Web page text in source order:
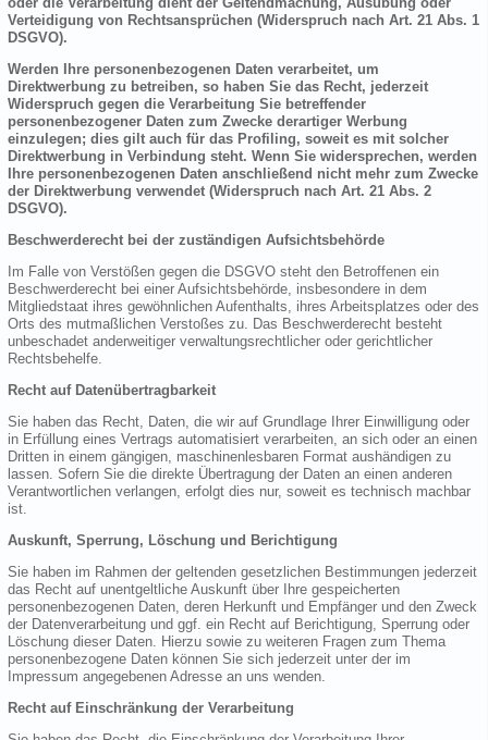
Verteidigung von Rechtsansprüchen (Widerspruch nach Art. 21 Abs. 1
DSGVO).
Werden Ihre personenbezogenen Daten verarbeitet, um
Direktwerbung zu betreiben, so haben Sie das Recht, jederzeit
Widerspruch gegen die Verarbeitung Sie betreffender
personenbezogener Daten zum Zwecke derartiger Werbung
einzulegen; dies gilt auch für das Profiling, soweit es mit solcher
Direktwerbung in Verbindung steht. Wenn Sie widersprechen, werden
Ihre personenbezogenen Daten anschließend nicht mehr zum Zwecke
der Direktwerbung verwendet (Widerspruch nach Art. 21 Abs. 2
DSGVO).
Beschwerderecht bei der zuständigen Aufsichtsbehörde
Im Falle von Verstößen gegen die DSGVO steht den Betroffenen ein
Beschwerderecht bei einer Aufsichtsbehörde, insbesondere in dem
Mitgliedstaat ihres gewöhnlichen Aufenthalts, ihres Arbeitsplatzes oder des
Orts des mutmaßlichen Verstoßes zu. Das Beschwerderecht besteht
unbeschadet anderweitiger verwaltungsrechtlicher oder gerichtlicher
Rechtsbehelfe.
Recht auf Datenübertragbarkeit
Sie haben das Recht, Daten, die wir auf Grundlage Ihrer Einwilligung oder
in Erfüllung eines Vertrags automatisiert verarbeiten, an sich oder an einen
Dritten in einem gängigen, maschinenlesbaren Format aushändigen zu
lassen. Sofern Sie die direkte Übertragung der Daten an einen anderen
Verantwortlichen verlangen, erfolgt dies nur, soweit es technisch machbar
ist.
Auskunft, Sperrung, Löschung und Berichtigung
Sie haben im Rahmen der geltenden gesetzlichen Bestimmungen jederzeit
das Recht auf unentgeltliche Auskunft über Ihre gespeicherten
personenbezogenen Daten, deren Herkunft und Empfänger und den Zweck
der Datenverarbeitung und ggf. ein Recht auf Berichtigung, Sperrung oder
Löschung dieser Daten. Hierzu sowie zu weiteren Fragen zum Thema
personenbezogene Daten können Sie sich jederzeit unter der im
Impressum angegebenen Adresse an uns wenden.
Recht auf Einschränkung der Verarbeitung